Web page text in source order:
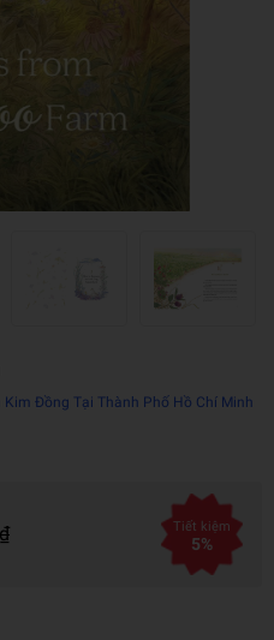
Đồng Tại Thành Phố Hồ Chí Minh
Tiết kiệm
5%